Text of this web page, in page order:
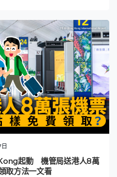
，有疑似周凱亮好友於網
本。 了解更多《正義迴
陪審員難忍殘肢照退出 法庭
蹤 當年29歲的周凱亮，與哥
）、母親蕭月兒（62歲）居
3月2日，周凱亮一家前往旺角
內地遊玩兩星期，但兩兄弟
也未能接通。當二人翻查父
回鄉卡並無帶走，十分奇
弟二人懷疑父母的失蹤與金錢
是決定前往內地尋找他們，
報警求助，發現父母無出入
「失蹤的爸爸媽媽」，又找來
起動 機管局送港人8萬
取方法一文看